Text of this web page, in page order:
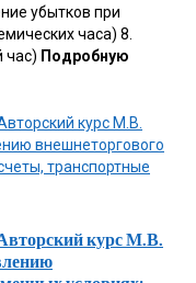
убытков при
часа) 8.
час) Подробную
курс М.В.